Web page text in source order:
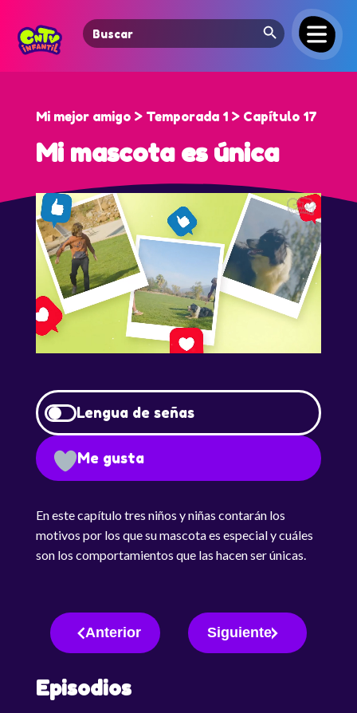
Search
for:
Search Button
Mi mejor amigo > Temporada 1 > Capítulo 17
Mi mascota es única
Lengua de señas
Me gusta
En este capítulo tres niños y niñas contarán los
motivos por los que su mascota es especial y cuáles
son los comportamientos que las hacen ser únicas.
Anterior Siguiente
Episodios